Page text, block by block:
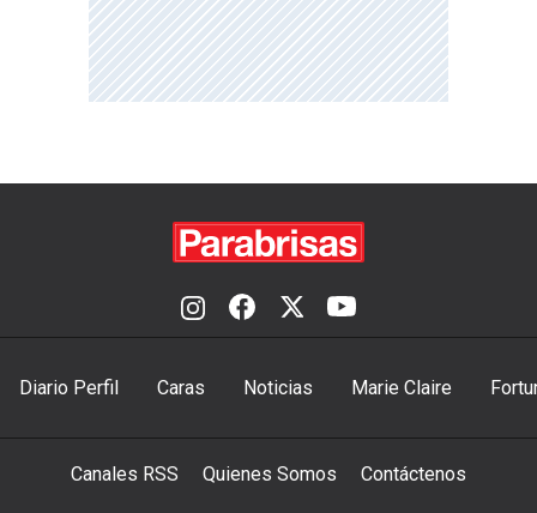
Diario Perfil Caras Noticias Marie Claire
Canales RSS Quienes Somos Contáctenos